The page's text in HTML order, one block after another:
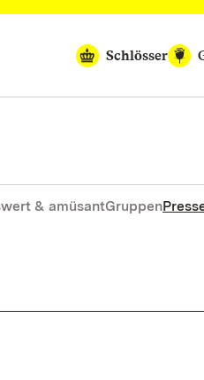
Schlösser
& amüsantGruppen